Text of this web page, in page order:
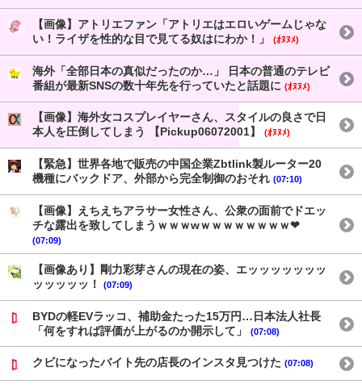
【画像】アトリエファン「アトリエはエロいゲームじゃな
い！ライザを性的な目で見てる奴はにわか！」
(ｵﾇﾇﾒ)
海外「全部日本の真似だったのか…」 日本の普通のテレビ
番組が最新SNSの数十年先を行っていたと話題に (ｵﾇﾇﾒ)
【画像】海外女コスプレイヤーさん、スタイルの良さで日
本人を圧倒してしまう 【Pickup06072001】
(ｵﾇﾇﾒ)
【緊急】世界各地で販売の中国企業Zbtlink製ルーター20
機種にバックドア、外部から完全制御のおそれ (07:10)
【画像】えちえちアラサー女性さん、公衆の面前でドエッ
チな露出を致してしまうｗｗｗwｗｗｗｗｗｗｗｗ❤
(07:09)
【画像あり】剛力彩芽さんの現在の姿、エッッッッッッッ
ッッッッッ！
(07:09)
BYDの軽EVラッコ、補助金たった15万円…日本法人社長
「何をすれば評価が上がるのか開示して」
(07:08)
クビになったバイト先の店長のインスタ見つけた (07:08)